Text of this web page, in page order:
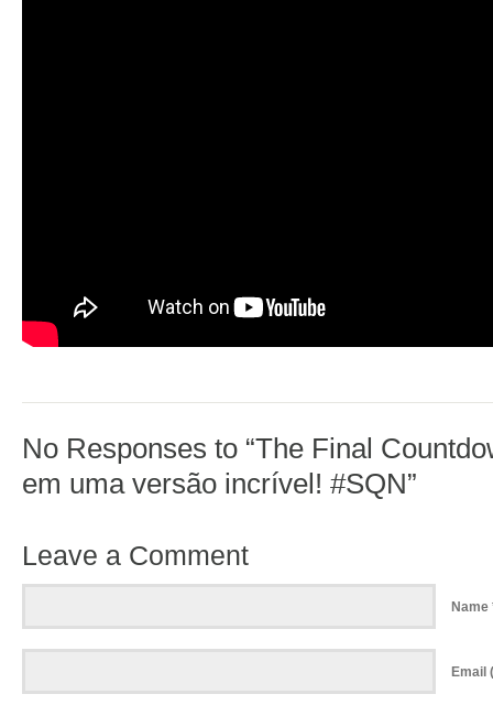
No Responses to “The Final
em uma versão incrível! #SQN”
Leave a Comment
Name
Email